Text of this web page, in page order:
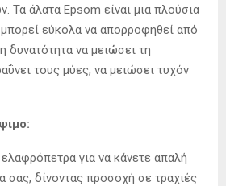
Τα άλατα Epsom είναι μια πλούσια
εύκολα να απορροφηθεί από
δυνατότητα να μειώσει τη
τους μύες, να μειώσει τυχόν
για να κάνετε απαλή
σας, δίνοντας προσοχή σε τραχιές